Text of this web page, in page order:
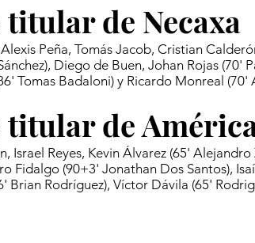
titular de Necaxa
Peña, Tomás Jacob, Cristian
Diego de Buen, Johan Rojas (70'
Tomas Badaloni) y Ricardo Monreal (70'
titular de
Israel Reyes, Kevin Álvarez (65'
Fidalgo (90+3' Jonathan Dos Santos),
Brian Rodríguez), Víctor Dávila (65'